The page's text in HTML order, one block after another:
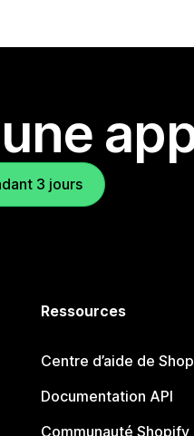
3 jours
Ressources
Centre d’aide de
Documentation API
Communauté Shopify